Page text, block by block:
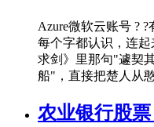
Azure微软云账号 ?
每个字都认识，连
求剑》里那句"遽契
船"，直接把楚人从
农业银行股